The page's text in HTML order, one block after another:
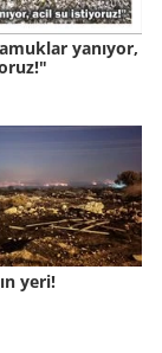
ya­nı­yor,
yeri!